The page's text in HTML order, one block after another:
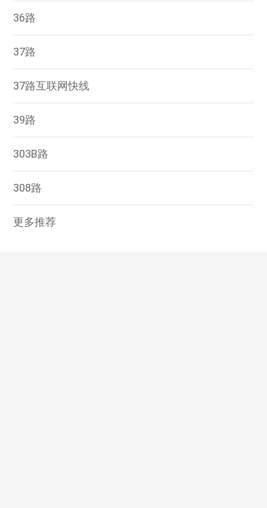
36路
37路
37路互联网快线
39路
303B路
308路
更多推荐